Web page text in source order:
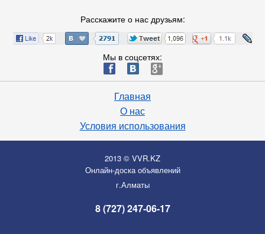
Расскажите о нас друзьям:
Мы в соцсетях:
ä æ è
Главная
О нас
Условия использования
2013 © VVR.KZ
Онлайн-доска объявлений
г.Алматы
8 (727) 247-06-17